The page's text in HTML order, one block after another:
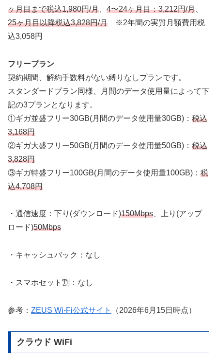
ヶ月目まで税込1,980円/月
4〜24ヶ月目：3,212円/月
25ヶ月目以降税込3,828円/月 ※2年間の実質月額費用税
込3,058円
フリープラン
契約期間、解約手数料がない縛りなしプランです。
スタンダードプラン同様、月間のデータ使用量によって下
記の3プランとなります。
①ギガ並盛フリー30GB(月間のデータ使用量30GB)： 税込
3,168円
②ギガ大盛フリー50GB(月間のデータ使用量50GB)： 税込
3,828円
③ギガ特盛フリー100GB(月間のデータ使用量100GB)： 税
込4,708円
・通信速度：下り(ダウンロード)150Mbps、上り(アップ
ロード)50Mbps
・キャッシュバック：なし
・スマホセット割：なし
参考： ZEUS Wi-Fi公式サイト （2026年6月15日時点）
クラウド WiFi